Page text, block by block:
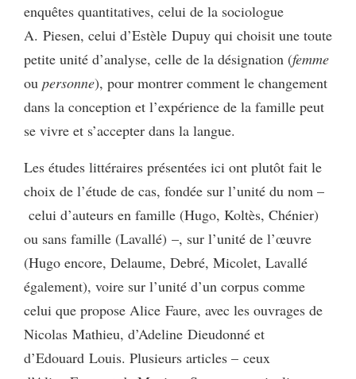
enquêtes quantitatives, celui de la sociologue
A. Piesen, celui d’Estèle Dupuy qui choisit une toute
petite unité d’analyse, celle de la désignation (femme
ou personne), pour montrer comment le changement
dans la conception et l’expérience de la famille peut
se vivre et s’accepter dans la langue.
Les études littéraires présentées ici ont plutôt fait le
choix de l’étude de cas, fondée sur l’unité du nom –
celui d’auteurs en famille (Hugo, Koltès, Chénier)
ou sans famille (Lavallé) –, sur l’unité de l’œuvre
(Hugo encore, Delaume, Debré, Micolet, Lavallé
également), voire sur l’unité d’un corpus comme
celui que propose Alice Faure, avec les ouvrages de
Nicolas Mathieu, d’Adeline Dieudonné et
d’Edouard Louis. Plusieurs articles – ceux